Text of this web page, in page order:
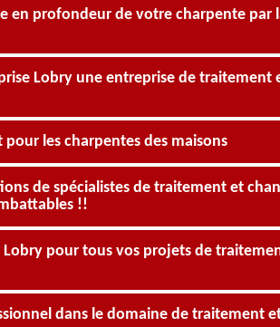
en profondeur de votre charpente par
Lobry une entreprise de
les charpentes des maisons
de spécialistes de traitement et
!!
Lobry pour tous vos projets de
dans le domaine de traitement